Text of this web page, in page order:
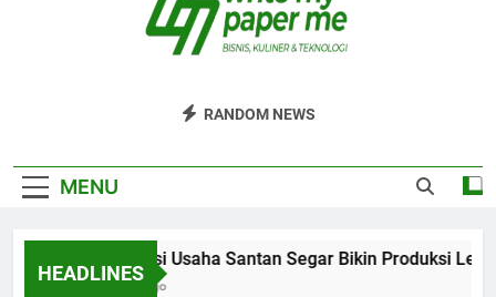
Bisnis, Kuliner, Teknologi
RANDOM NEWS
MENU
HEADLINES
Efisiensi Usaha Santan Segar Bikin Produksi
4 Hari Ago